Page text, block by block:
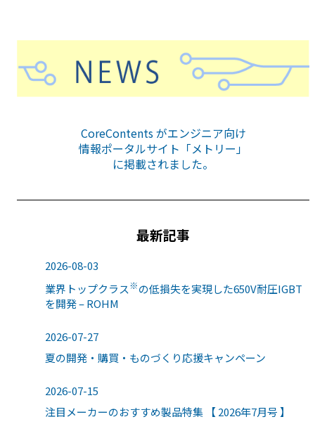
CoreContents がエンジニア向け
情報ポータルサイト「メトリー」
に掲載されました。
最新記事
2026-08-03
業界トップクラス※の低損失を実現した650V耐圧IGBT
を開発 – ROHM
2026-07-27
夏の開発・購買・ものづくり応援キャンペーン
2026-07-15
注目メーカーのおすすめ製品特集 【 2026年7月号 】